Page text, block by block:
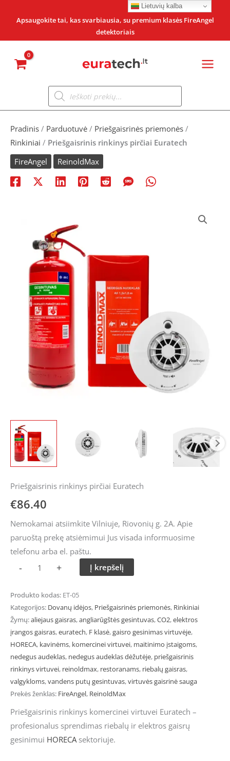
Apsaugokite tai, kas svarbiausia, su premium klasės FireAngel
detektoriais
Products
search
Pradinis / Parduotuvė / Priešgaisrinės priemonės /
Rinkiniai / Priešgaisrinis rinkinys pirčiai Euratech
FireAngel
ReinoldMax
Priešgaisrinis rinkinys pirčiai Euratech
€86.40
Nemokamai atsiimkite Vilniuje, Riovonių g. 2A. Apie
paruoštą prekę atsiėmimui Jus visada informuosime
telefonu arba el. paštu.
-
Priešgaisrinis
pirčiai
Euratech
+ Į krepšelį
Produkto kodas: ET-05
Kategorijos: Dovanų idėjos, Priešgaisrinės priemonės, Rinkiniai
Žymų:aliejaus gaisras,angliarūgštės gesintuvas,CO2,elektros
įrangos gaisras,euratech, F klasė,gaisro gesinimas virtuvėje,
HORECA, kavinėms, komercinei virtuvei, maitinimo įstaigoms,
nedegus audeklas, nedegus audeklas dėžutėje, priešgaisrinis
rinkinys virtuvei, reinoldmax, restoranams, riebalų gaisras,
valgykloms,vandens putų gesintuvas,virtuvės gaisrinė sauga
Prekės ženklas: FireAngel, ReinoldMax
Priešgaisrinis rinkinys komercinei virtuvei Euratech –
profesionalus sprendimas riebalų ir elektros gaisrų
gesinimui HORECAsektoriuje.
Lietuvių kalba